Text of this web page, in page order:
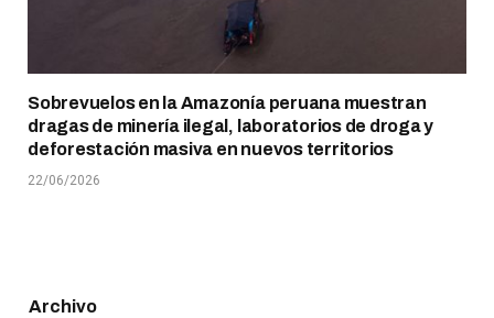
Sobrevuelos en la Amazonía peruana muestran
dragas de minería ilegal, laboratorios de droga y
deforestación masiva en nuevos territorios
22/06/2026
Archivo